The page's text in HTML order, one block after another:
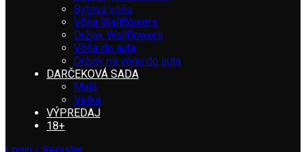
Bytová vôňa
Vôňa Wallflowers
Držiak Wallflowers
Vôňa do auta
Držiak na vôňu do auta
DARČEKOVÁ SADA
Malá
Veľká
VÝPREDAJ
18+